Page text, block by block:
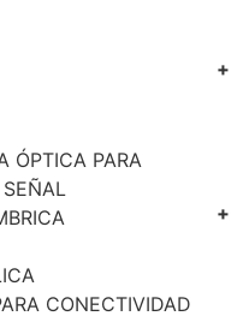
ÓPTICA PARA
CONECTIVIDAD